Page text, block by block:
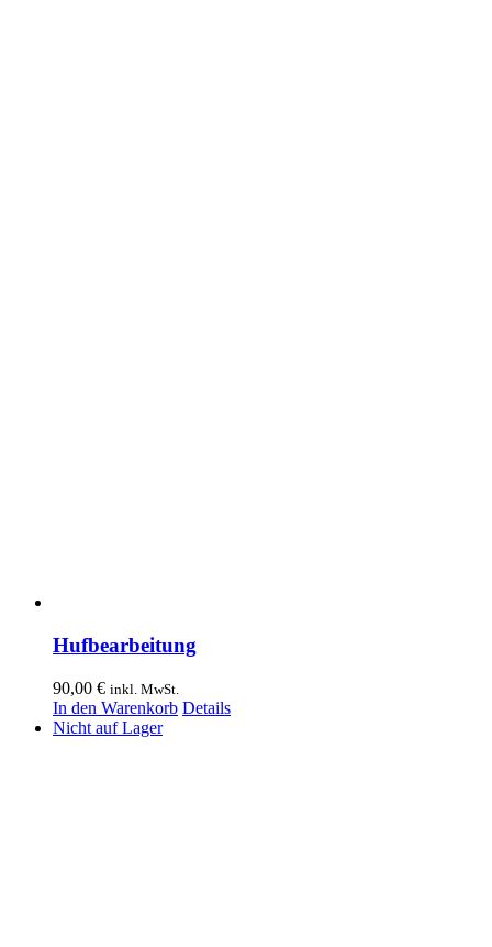
Hufbearbeitung
90,00 € inkl. MwSt.
In den Warenkorb Details
Nicht auf Lager